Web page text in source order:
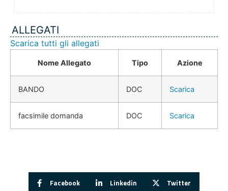
ALLEGATI
Scarica tutti gli allegati
Nome Allegato Tipo Azione
BANDO DOC Scarica
facsimile domanda DOC Scarica
Facebook Linkedin Twitter